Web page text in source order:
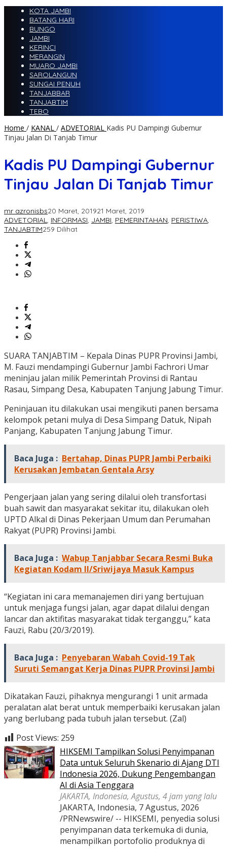
KOTA JAMBI
BATANG HARI
BUNGO
JAMBI
KERINCI
MERANGIN
MUARO JAMBI
SAROLANGUN
SUNGAI PENUH
TANJABBAR
TANJABTIM
TEBO
Home / KANAL / ADVETORIAL Kadis PU Dampingi Gubernur
Tinjau Jalan Di Tanjab Timur
Kadis PU Dampingi Gubernur
Tinjau Jalan Di Tanjab Timur
mr azronisbs20 Maret, 201921 Maret, 2019
ADVETORIAL, INFORMASI, JAMBI, PEMERINTAHAN, PERISTIWA,
TANJABTIM259 Dilihat
SUARA TANJABTIM – Kepala Dinas PUPR Provinsi Jambi,
M. Fauzi mendampingi Gubernur Jambi Fachrori Umar
meninjau jalan milik Pemerintah Provinsi di Rantau
Rasau, Simpang Desa, Kabupaten Tanjung Jabung Timur.
Peninjauan itu dilakukan usai mengikuti panen bersama
kelompok petani mulya di Desa Simpang Datuk, Nipah
Panjang, Kabupaten Tanjung Jabung Timur.
Baca Juga : Bertahap, Dinas PUPR Jambi Perbaiki
Kerusakan Jembatan Gentala Arsy
Pengerjaan jalan yang sering dilalui oleh transfortasi
buah sawit dan masyarakat sekitar itu, dilakukan oleh
UPTD Alkal di Dinas Pekerjaan Umum dan Perumahan
Rakyat (PUPR) Provinsi Jambi.
Baca Juga : Wabup Tanjabbar Secara Resmi Buka
Kegiatan Kodam II/Sriwijaya Masuk Kampus
“Kegiatan ini cara memanajemen diri yang bertujuan
untuk menjaga fungsi jalan, agar dapat dilalui dengan
lancar dan aktifitas masyarakat tidak terganggu,” kata
Fauzi, Rabu (20/3/2019).
Baca Juga : Penyebaran Wabah Covid-19 Tak
Suruti Semangat Kerja Dinas PUPR Provinsi Jambi
Dikatakan Fauzi, pihaknya mengurangi 1 unit armada
peralatan alat berat untuk memperbaiki kerusakan jalan
yang berlubang pada tubuh jalan tersebut. (Zal)
Post Views: 259
HIKSEMI Tampilkan Solusi Penyimpanan
Data untuk Seluruh Skenario di Ajang DTI
Indonesia 2026, Dukung Pengembangan
AI di Asia Tenggara
JAKARTA, Indonesia, Agustus, 4 jam yang lalu
JAKARTA, Indonesia, 7 Agustus, 2026
/PRNewswire/ -- HIKSEMI, penyedia solusi
penyimpanan data terkemuka di dunia,
menampilkan portofolio produknya di